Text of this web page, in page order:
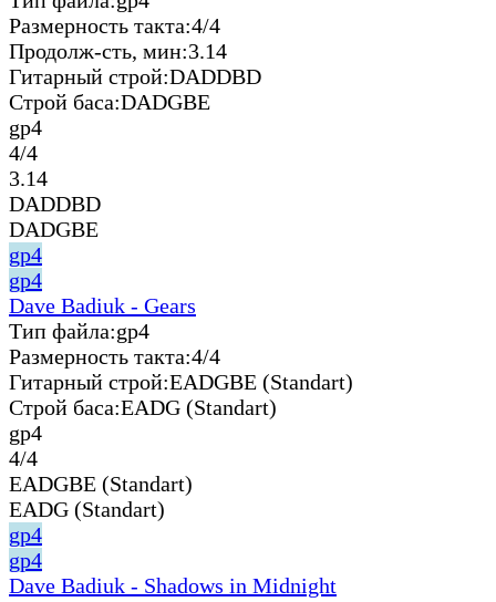
Размерность такта:4/4
Продолж-сть, мин:3.14
Гитарный строй:DADDBD
Строй баса:DADGBE
gp4
4/4
3.14
DADDBD
DADGBE
gp4
gp4
Dave Badiuk - Gears
Тип файла:gp4
Размерность такта:4/4
Гитарный строй:EADGBE (Standart)
Строй баса:EADG (Standart)
gp4
4/4
EADGBE (Standart)
EADG (Standart)
gp4
gp4
Dave Badiuk - Shadows in Midnight